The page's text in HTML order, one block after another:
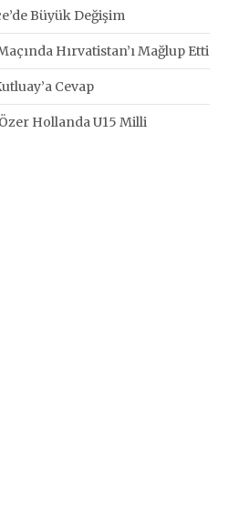
Büyük Değişim
Hırvatistan’ı Mağlup Etti
Cevap
Hollanda U15 Milli